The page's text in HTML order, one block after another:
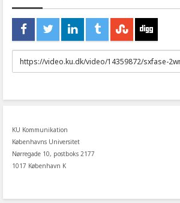
URL
to
KU Kommunikation
Københavns Universitet
Nørregade 10, postboks 2177
1017 København K